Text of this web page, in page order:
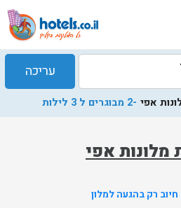
עריכה
-2 מבוגרים ל 3 לילות
חיוב רק בהגעה למלון